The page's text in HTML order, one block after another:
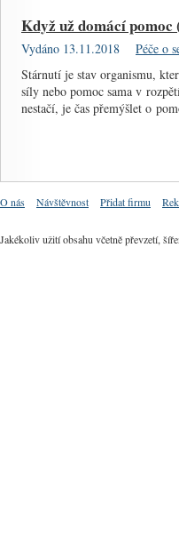
Když už domácí pomoc
Vydáno 13.11.2018 Péče o
Stárnutí je stav organismu,
síly nebo pomoc sama v
nestačí, je čas přemýšlet o
O nás Návštěvnost Přidat firmu
Jakékoliv užití obsahu včetně převzetí,